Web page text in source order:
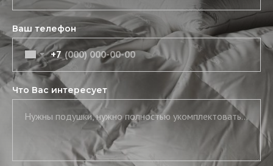
Ваш телефон
+7
Что Вас интересует
Нужны подушки, нужно полностью укомплектовать постель, нужны скатерть и салфетки